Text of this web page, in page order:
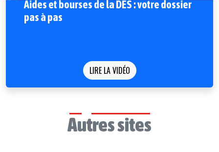
Aides et bourses de la DES : votre dossier
pas à pas
LIRE LA VIDÉO
Autres sites